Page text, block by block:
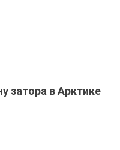
затора в Арктике